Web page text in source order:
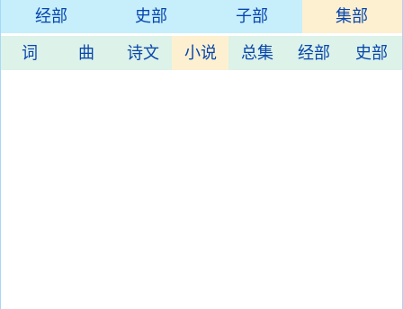
经部 史部 子部 集部
词 曲 诗文 小说 总集 经部 史部